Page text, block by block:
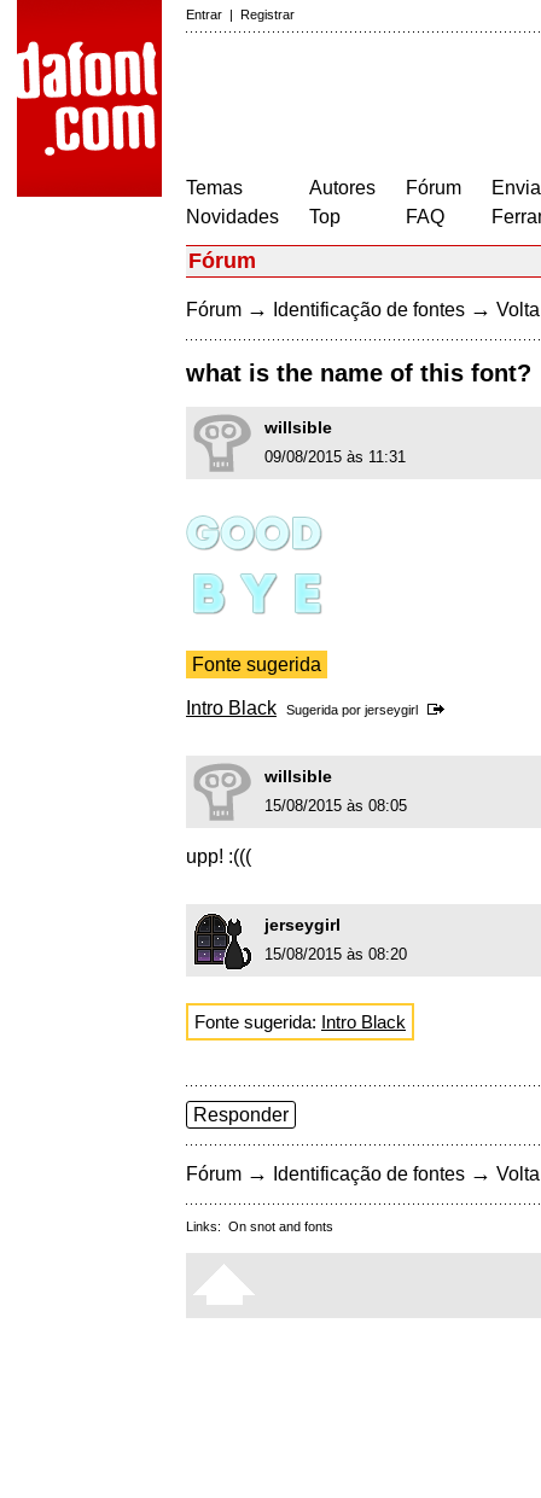
Entrar | Registrar
Temas
Novidades
Autores
Top
Fórum
FAQ
Fórum
Fórum → Identificação de fontes →
what is the name of this font?
willsible
09/08/2015 às 11:31
Fonte sugerida
Intro Black Sugerida por jerseygirl
willsible
15/08/2015 às 08:05
upp! :(((
jerseygirl
15/08/2015 às 08:20
Fonte sugerida: Intro Black
Responder
Fórum → Identificação de fontes →
Links: On snot and fonts